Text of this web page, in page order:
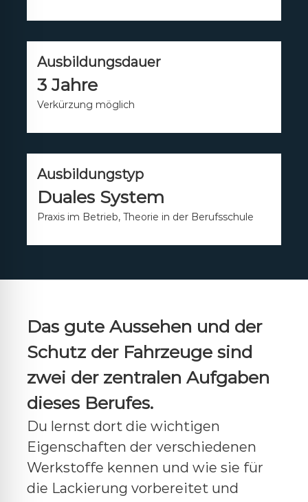
Ausbildungsdauer
3 Jahre
Verkürzung möglich
Ausbildungstyp
Duales System
Praxis im Betrieb, Theorie in der Berufsschule
Das gute Aussehen und der
Schutz der Fahrzeuge sind
zwei der zentralen Aufgaben
dieses Berufes.
Du lernst dort die wichtigen
Eigenschaften der verschiedenen
Werkstoffe kennen und wie sie für
die Lackierung vorbereitet und